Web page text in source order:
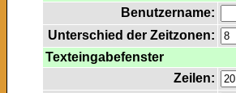
Benutzername:
Unterschied der Zeitzonen:
Texteingabefenster
Zeilen: